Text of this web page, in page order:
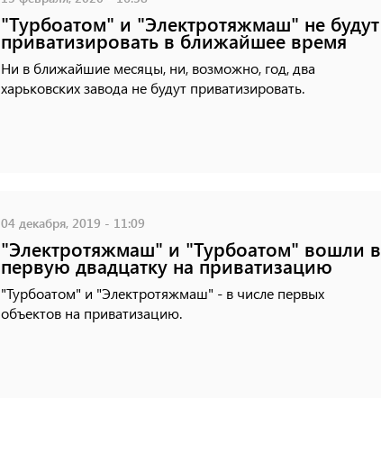
"Турбоатом" и "Электротяжмаш" не будут
приватизировать в ближайшее время
Ни в ближайшие месяцы, ни, возможно, год, два
харьковских завода не будут приватизировать.
04 декабря, 2019 - 11:09
"Электротяжмаш" и "Турбоатом" вошли в
первую двадцатку на приватизацию
"Турбоатом" и "Электротяжмаш" - в числе первых
объектов на приватизацию.